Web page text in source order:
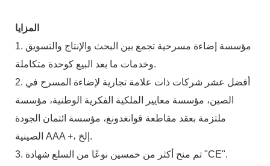
المزايا
1. مؤسسة إضاءة مسرحية تجمع بين البحث والإنتاج والتسويق
وخدمات ما بعد البيع كوحدة متكاملة.
2. أفضل عشر شركات ذات علامة تجارية لإضاءة المسرح في
الصين، مؤسسة معايير الملكية الفكرية الوطنية، مؤسسة
ملتزمة بعقد مقاطعة قوانغدونغ، مؤسسة ائتمان الجودة
الصينية AAA +، إلخ.
3. تم منح أكثر من خمسين نوعًا من السلع شهادة "CE".